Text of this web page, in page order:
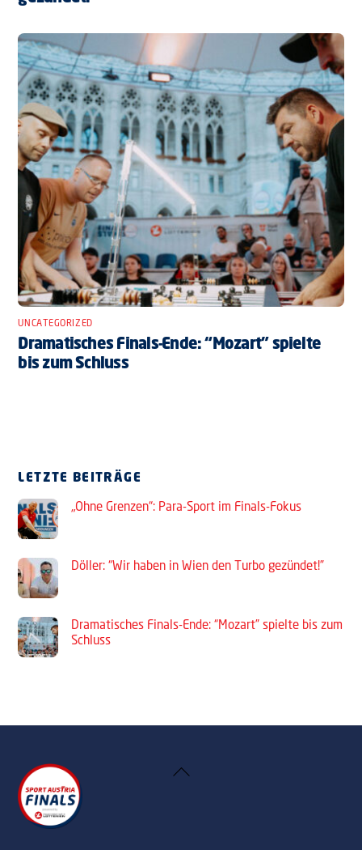
UNCATEGORIZED
Dramatisches Finals-Ende: “Mozart” spielte
bis zum Schluss
LETZTE BEITRÄGE
„Ohne Grenzen“: Para-Sport im Finals-Fokus
Döller: “Wir haben in Wien den Turbo gezündet!”
Dramatisches Finals-Ende: “Mozart” spielte bis zum
Schluss
Back